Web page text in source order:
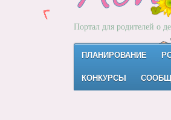
Портал для родителей о
ПЛАНИРОВАНИЕ
КОНКУРСЫ